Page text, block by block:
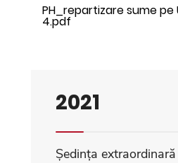
PH_repartizare sume pe
4.pdf
2021
Ședința